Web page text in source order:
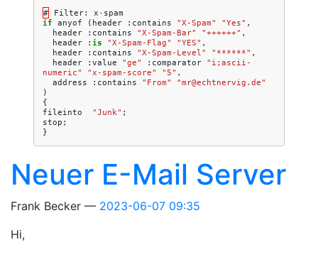
#
Filter: x - spam
if anyof ( header : contains "X-Spam" "Yes" ,
header
: contains "X-Spam-Bar" "++++++" ,
header
: is "X-Spam-Flag" "YES" ,
header
: contains "X-Spam-Level" "******" ,
header
: value "ge" : comparator "i;ascii-
numeric"
"x-spam-score" "5" ,
address
: contains "From"
"mr@echtnervig.de"
)
{
fileinto
"Junk" ;
stop ;
}
Neuer E-Mail Server
Frank Becker
2023-06-07 09:35
Hi,